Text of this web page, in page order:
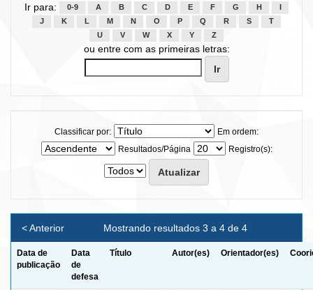
Ir para: 0-9 A B C D E F G H
J
K L M N O P Q R S
T
U
V W X Y Z
ou entre com as primeiras letras:
Classificar por:
Em ordem:
Resultados/Página
Registro(s):
Mostrando resultados 3 a 4 de 4
< Anterior
Data de
publicação
Data
de
defesa
Título Autor(es) Orientador(es)